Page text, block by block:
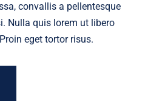
convallis a pellentesque
Nulla quis lorem ut libero
eget tortor risus.